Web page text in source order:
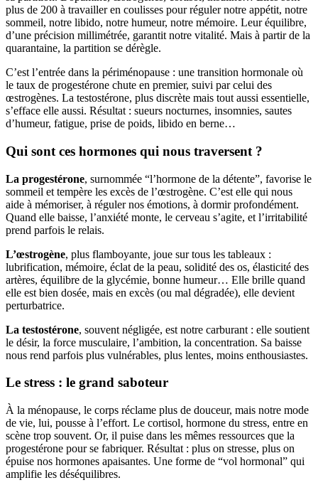
plus de 200 à travailler en coulisses pour réguler notre appétit, notre
sommeil, notre libido, notre humeur, notre mémoire. Leur équilibre,
d’une précision millimétrée, garantit notre vitalité. Mais à partir de la
quarantaine, la partition se dérègle.
C’est l’entrée dans la périménopause : une transition hormonale où
le taux de progestérone chute en premier, suivi par celui des
œstrogènes. La testostérone, plus discrète mais tout aussi essentielle,
s’efface elle aussi. Résultat : sueurs nocturnes, insomnies, sautes
d’humeur, fatigue, prise de poids, libido en berne…
Qui sont ces hormones qui nous traversent ?
La progestérone, surnommée “l’hormone de la détente”, favorise le
sommeil et tempère les excès de l’œstrogène. C’est elle qui nous
aide à mémoriser, à réguler nos émotions, à dormir profondément.
Quand elle baisse, l’anxiété monte, le cerveau s’agite, et l’irritabilité
prend parfois le relais.
L’œstrogène, plus flamboyante, joue sur tous les tableaux :
lubrification, mémoire, éclat de la peau, solidité des os, élasticité des
artères, équilibre de la glycémie, bonne humeur… Elle brille quand
elle est bien dosée, mais en excès (ou mal dégradée), elle devient
perturbatrice.
La testostérone, souvent négligée, est notre carburant : elle soutient
le désir, la force musculaire, l’ambition, la concentration. Sa baisse
nous rend parfois plus vulnérables, plus lentes, moins enthousiastes.
Le stress : le grand saboteur
À la ménopause, le corps réclame plus de douceur, mais notre mode
de vie, lui, pousse à l’effort. Le cortisol, hormone du stress, entre en
scène trop souvent. Or, il puise dans les mêmes ressources que la
progestérone pour se fabriquer. Résultat : plus on stresse, plus on
épuise nos hormones apaisantes. Une forme de “vol hormonal” qui
amplifie les déséquilibres.